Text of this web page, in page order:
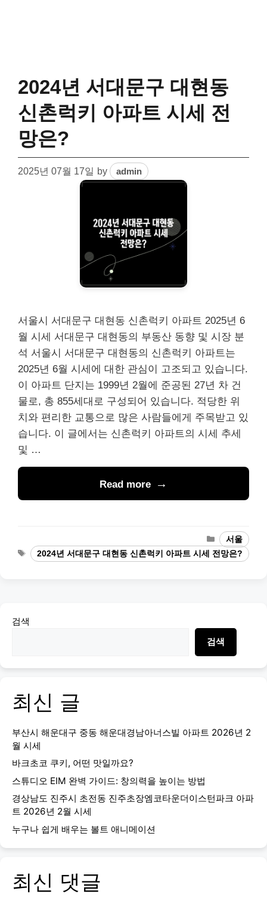
2024년 서대문구 대현동
신촌럭키 아파트 시세 전
망은?
2025년 07월 17일 by admin
서울시 서대문구 대현동 신촌럭키 아파트 2025년 6
월 시세 서대문구 대현동의 부동산 동향 및 시장 분
석 서울시 서대문구 대현동의 신촌럭키 아파트는
2025년 6월 시세에 대한 관심이 고조되고 있습니다.
이 아파트 단지는 1999년 2월에 준공된 27년 차 건
물로, 총 855세대로 구성되어 있습니다. 적당한 위
치와 편리한 교통으로 많은 사람들에게 주목받고 있
습니다. 이 글에서는 신촌럭키 아파트의 시세 추세
및 …
Read more
Categories
서울
Tags
2024년 서대문구 대현동 신촌럭키 아파트 시세 전망은?
검색
검색
최신 글
부산시 해운대구 중동 해운대경남아너스빌 아파트 2026년 2
월 시세
바크초코 쿠키, 어떤 맛일까요?
스튜디오 EIM 완벽 가이드: 창의력을 높이는 방법
경상남도 진주시 초전동 진주초장엠코타운더이스턴파크 아파
트 2026년 2월 시세
누구나 쉽게 배우는 볼트 애니메이션
최신 댓글